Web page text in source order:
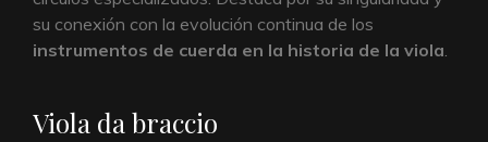
su conexión con la evolución continua de los
instrumentos de cuerda en la historia de la viola.
Viola da braccio